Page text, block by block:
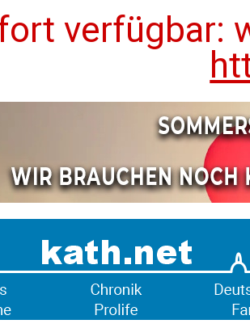
verfügbar: